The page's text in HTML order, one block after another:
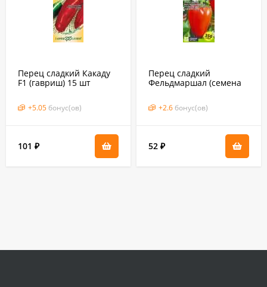
Перец сладкий Какаду
F1 (гавриш) 15 шт
+5.05 бонус(ов)
101 ₽
Перец сладкий
Фельдмаршал (семена
+2.6 бонус(ов)
52 ₽